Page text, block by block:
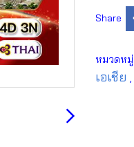
Share
หมวดหมู่
เอเชีย